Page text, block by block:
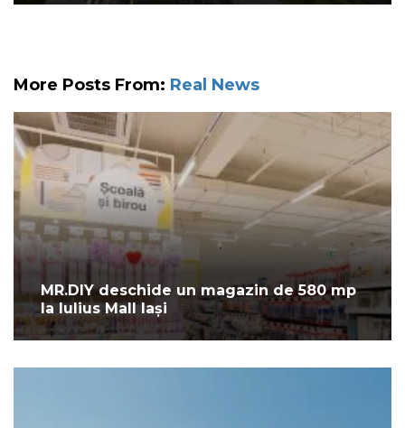
More Posts From: Real News
MR.DIY deschide un magazin de 580 mp
la Iulius Mall Iași